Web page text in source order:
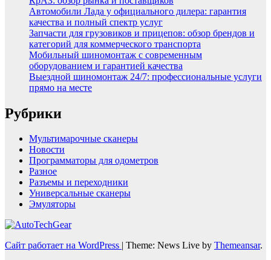
Автомобили Лада у официального дилера: гарантия
качества и полный спектр услуг
Запчасти для грузовиков и прицепов: обзор брендов и
категорий для коммерческого транспорта
Мобильный шиномонтаж с современным
оборудованием и гарантией качества
Выездной шиномонтаж 24/7: профессиональные услуги
прямо на месте
Рубрики
Мультимарочные сканеры
Новости
Программаторы для одометров
Разное
Разъемы и переходники
Универсальные сканеры
Эмуляторы
Сайт работает на WordPress | Theme: News Live by Themeansar.